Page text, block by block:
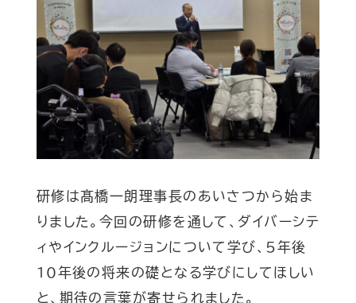
研修は髙橋一朗理事長のあいさつから始ま
りました。今回の研修を通して、ダイバーシテ
ィやインクルージョンについて学び、5年後
10年後の将来の礎となる学びにしてほしい
と、期待の言葉が寄せられました。